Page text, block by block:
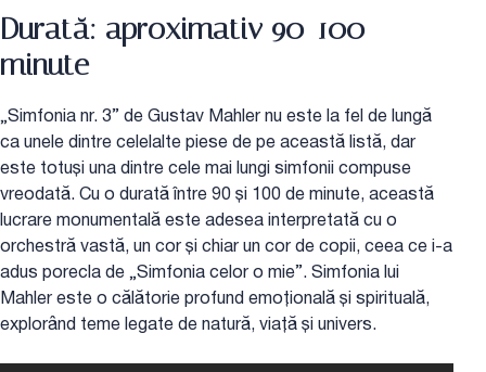
Durată: aproximativ 90-100
minute
„Simfonia nr. 3” de Gustav Mahler nu este la fel de lungă
ca unele dintre celelalte piese de pe această listă, dar
este totuși una dintre cele mai lungi simfonii compuse
vreodată. Cu o durată între 90 și 100 de minute, această
lucrare monumentală este adesea interpretată cu o
orchestră vastă, un cor și chiar un cor de copii, ceea ce i-a
adus porecla de „Simfonia celor o mie”. Simfonia lui
Mahler este o călătorie profund emoțională și spirituală,
explorând teme legate de natură, viață și univers.